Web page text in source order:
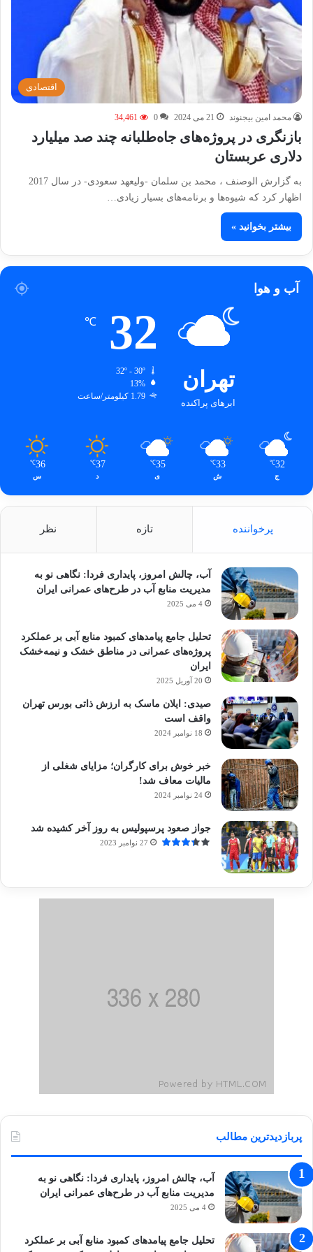
اقتصادی
محمد امین بیجنوند 21 می 2024 0
34,461
بازنگری در پروژه‌های جاه‌طلبانه چند صد میلیارد
دلاری عربستان
به گزارش الوصنف ، محمد بن سلمان -ولیعهد سعودی- در سال 2017
اظهار کرد که شیوه‌ها و برنامه‌های بسیار زیادی…
بیشتر بخوانید »
آب و هوا
تهران
ابرهای پراکنده
32
℃
13%
1.79 کیلومتر/ساعت
32
℃
ج
33
℃
ش
35
℃
ی
37
℃
د
36
℃
س
پرخواننده تازه نظر
آب، چالش امروز، پایداری فردا: نگاهی نو به
مدیریت منابع آب در طرح‌های عمرانی ایران
4 می 2025
تحلیل جامع پیامدهای کمبود منابع آبی بر عملکرد
پروژه‌های عمرانی در مناطق خشک و نیمه‌خشک
ایران
20 آوریل 2025
صیدی: ایلان ماسک به ارزش ذاتی بورس تهران
واقف است
18 نوامبر 2024
خبر خوش برای کارگران؛ مزایای شغلی از
مالیات معاف شد!
24 نوامبر 2024
جواز صعود پرسپولیس به روز آخر کشیده شد
27 نوامبر 2023
پربازدیدترین مطالب
آب، چالش امروز، پایداری فردا: نگاهی نو به
مدیریت منابع آب در طرح‌های عمرانی ایران
4 می 2025
تحلیل جامع پیامدهای کمبود منابع آبی بر عملکرد